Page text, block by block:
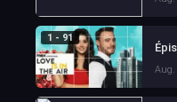
1 - 91
Aug.